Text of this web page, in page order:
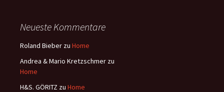
Neueste Kommentare
Roland Bieber zu Home
Andrea & Mario Kretzschmer zu
Home
H&S. GÖRITZ zu Home